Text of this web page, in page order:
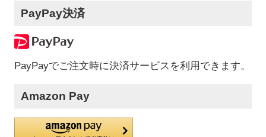
PayPay決済
PayPayでご注文時に決済サービスを利用できます。
Amazon Pay